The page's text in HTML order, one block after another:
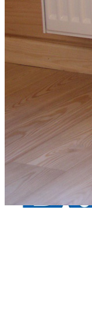
Next
Последняя цена
руб.
/ шт.
Подобрать аналог